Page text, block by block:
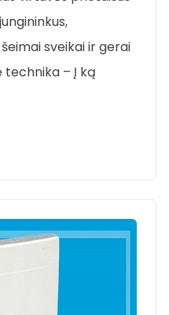
sveikai ir gerai
technika – Į ką